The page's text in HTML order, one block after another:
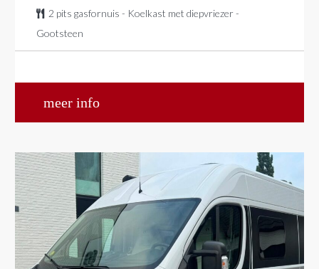
2 pits gasfornuis - Koelkast met diepvriezer -
Gootsteen
meer info